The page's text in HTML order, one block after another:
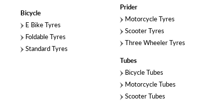
Bicycle
E Bike Tyres
Foldable Tyres
Standard Tyres
Prider
Motorcycle Tyres
Scooter Tyres
Three Wheeler Tyres
Tubes
Bicycle Tubes
Motorcycle Tubes
Scooter Tubes